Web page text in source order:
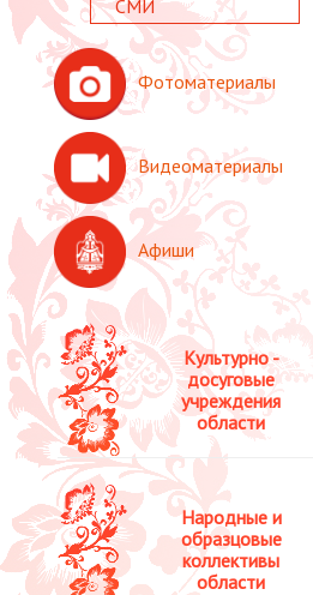
Культурно -
досуговые
учреждения
области
Народные и
образцовые
коллективы
области
СМИ
Фотоматериалы
Видеоматериалы
Афиши